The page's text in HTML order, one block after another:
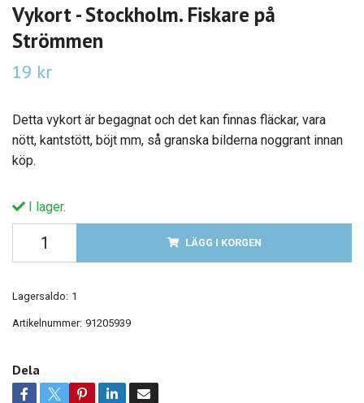
Vykort - Stockholm. Fiskare på
Strömmen
19 kr
Detta vykort är begagnat och det kan finnas fläckar, vara
nött, kantstött, böjt mm, så granska bilderna noggrant innan
köp.
I lager.
LÄGG I KORGEN
Lagersaldo: 1
Artikelnummer: 91205939
Dela